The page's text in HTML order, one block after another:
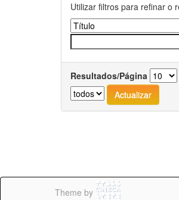
Utilizar filtros para refinar o
Resultados/Página
Theme by